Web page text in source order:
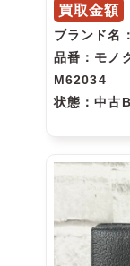
買取金額
ブランド名
品番 ：モノ
M62034
状態 ：中古B